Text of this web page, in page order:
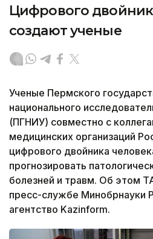
Цифрового
создают ученые
Ученые Пермского
национального
(ПГНИУ) совместно с
медицинских организаций
цифрового двойника
прогнозировать
болезней и травм. Об этом
пресс-службе Минобрнауки
агентство Kazinform.